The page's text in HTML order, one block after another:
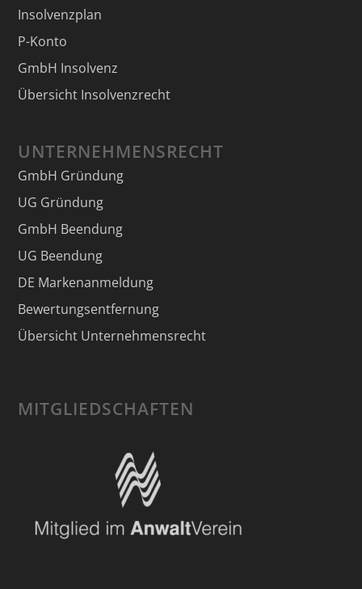
Insolvenzplan
P-Konto
GmbH Insolvenz
Übersicht Insolvenzrecht
UNTERNEHMENSRECHT
GmbH Gründung
UG Gründung
GmbH Beendung
UG Beendung
DE Markenanmeldung
Bewertungsentfernung
Übersicht Unternehmensrecht
MITGLIEDSCHAFTEN